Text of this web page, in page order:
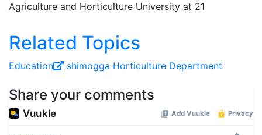
Agriculture and Horticulture University at 21
Related Topics
Education shimogga Horticulture Department
Share your comments